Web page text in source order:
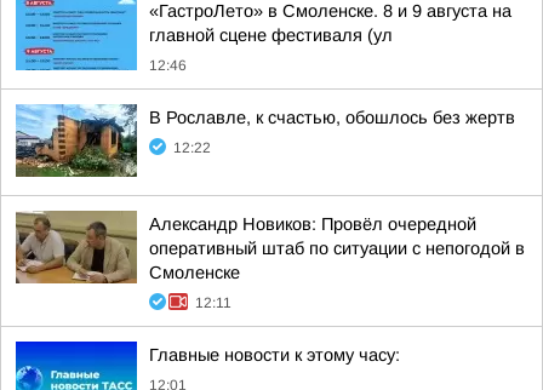
«ГастроЛето» в Смоленске. 8 и 9 августа на
главной сцене фестиваля (ул
12:46
В Рославле, к счастью, обошлось без жертв
12:22
Александр Новиков: Провёл очередной
оперативный штаб по ситуации с непогодой в
Смоленске
12:11
Главные новости к этому часу:
12:01